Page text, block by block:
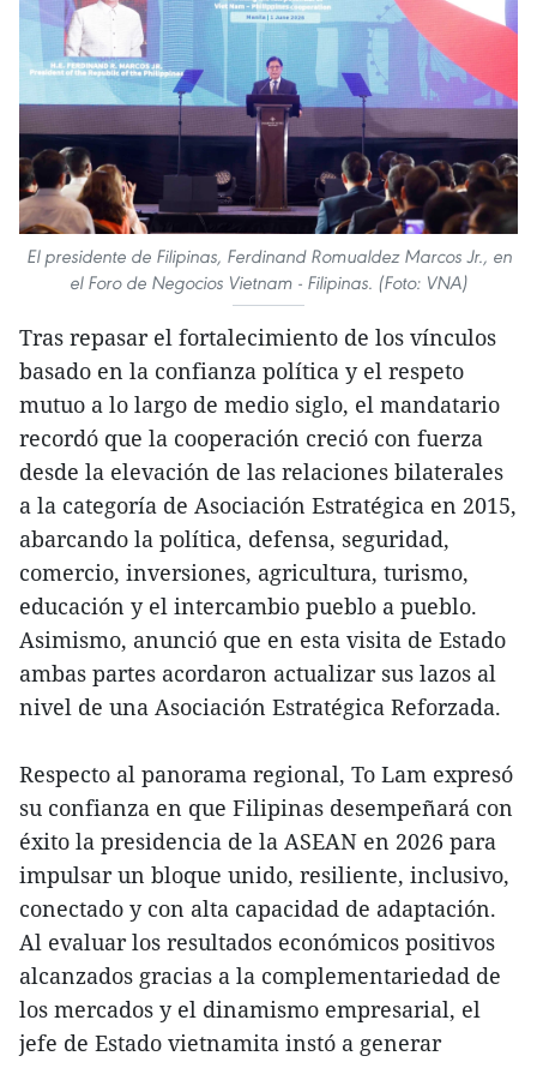
El presidente de Filipinas, Ferdinand Romualdez Marcos Jr., en
el Foro de Negocios Vietnam - Filipinas. (Foto: VNA)
Tras repasar el fortalecimiento de los vínculos
basado en la confianza política y el respeto
mutuo a lo largo de medio siglo, el mandatario
recordó que la cooperación creció con fuerza
desde la elevación de las relaciones bilaterales
a la categoría de Asociación Estratégica en 2015,
abarcando la política, defensa, seguridad,
comercio, inversiones, agricultura, turismo,
educación y el intercambio pueblo a pueblo.
Asimismo, anunció que en esta visita de Estado
ambas partes acordaron actualizar sus lazos al
nivel de una Asociación Estratégica Reforzada.
Respecto al panorama regional, To Lam expresó
su confianza en que Filipinas desempeñará con
éxito la presidencia de la ASEAN en 2026 para
impulsar un bloque unido, resiliente, inclusivo,
conectado y con alta capacidad de adaptación.
Al evaluar los resultados económicos positivos
alcanzados gracias a la complementariedad de
los mercados y el dinamismo empresarial, el
jefe de Estado vietnamita instó a generar